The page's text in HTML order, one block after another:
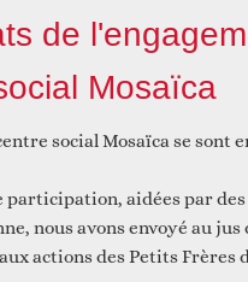
de
Mosaïca
social Mosaïca se sont
participation, aidées par
nous avons envoyé au
actions des Petits Frères